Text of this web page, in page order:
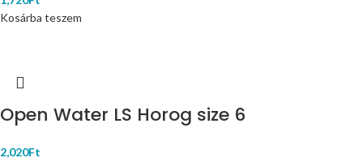
Kosárba teszem
Open Water LS Horog size 6
2,020Ft